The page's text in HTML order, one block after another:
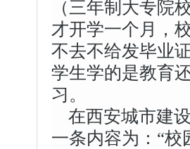
（三年制大专院
才开学一个月，
不去不给发毕业
学生学的是教育
习。
在西安城市建
一条内容为：“